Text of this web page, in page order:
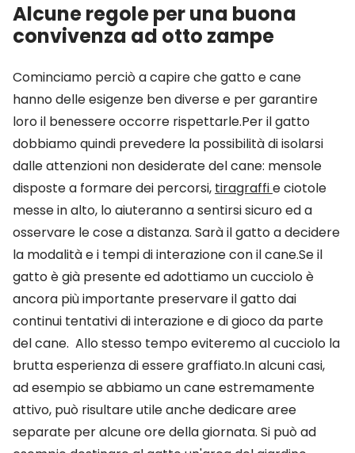
Alcune regole per una buona
convivenza ad otto zampe
Cominciamo perciò a capire che gatto e cane
hanno delle esigenze ben diverse e per garantire
loro il benessere occorre rispettarle.Per il gatto
dobbiamo quindi prevedere la possibilità di isolarsi
dalle attenzioni non desiderate del cane: mensole
disposte a formare dei percorsi, tiragraffie ciotole
messe in alto, lo aiuteranno a sentirsi sicuro ed a
osservare le cose a distanza. Sarà il gatto a decidere
la modalità e i tempi di interazione con il cane.Se il
gatto è già presente ed adottiamo un cucciolo è
ancora più importante preservare il gatto dai
continui tentativi di interazione e di gioco da parte
del cane. Allo stesso tempo eviteremo al cucciolo la
brutta esperienza di essere graffiato.In alcuni casi,
ad esempio se abbiamo un cane estremamente
attivo, può risultare utile anche dedicare aree
separate per alcune ore della giornata. Si può ad